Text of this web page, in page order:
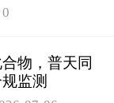
0
物，普天同
监测